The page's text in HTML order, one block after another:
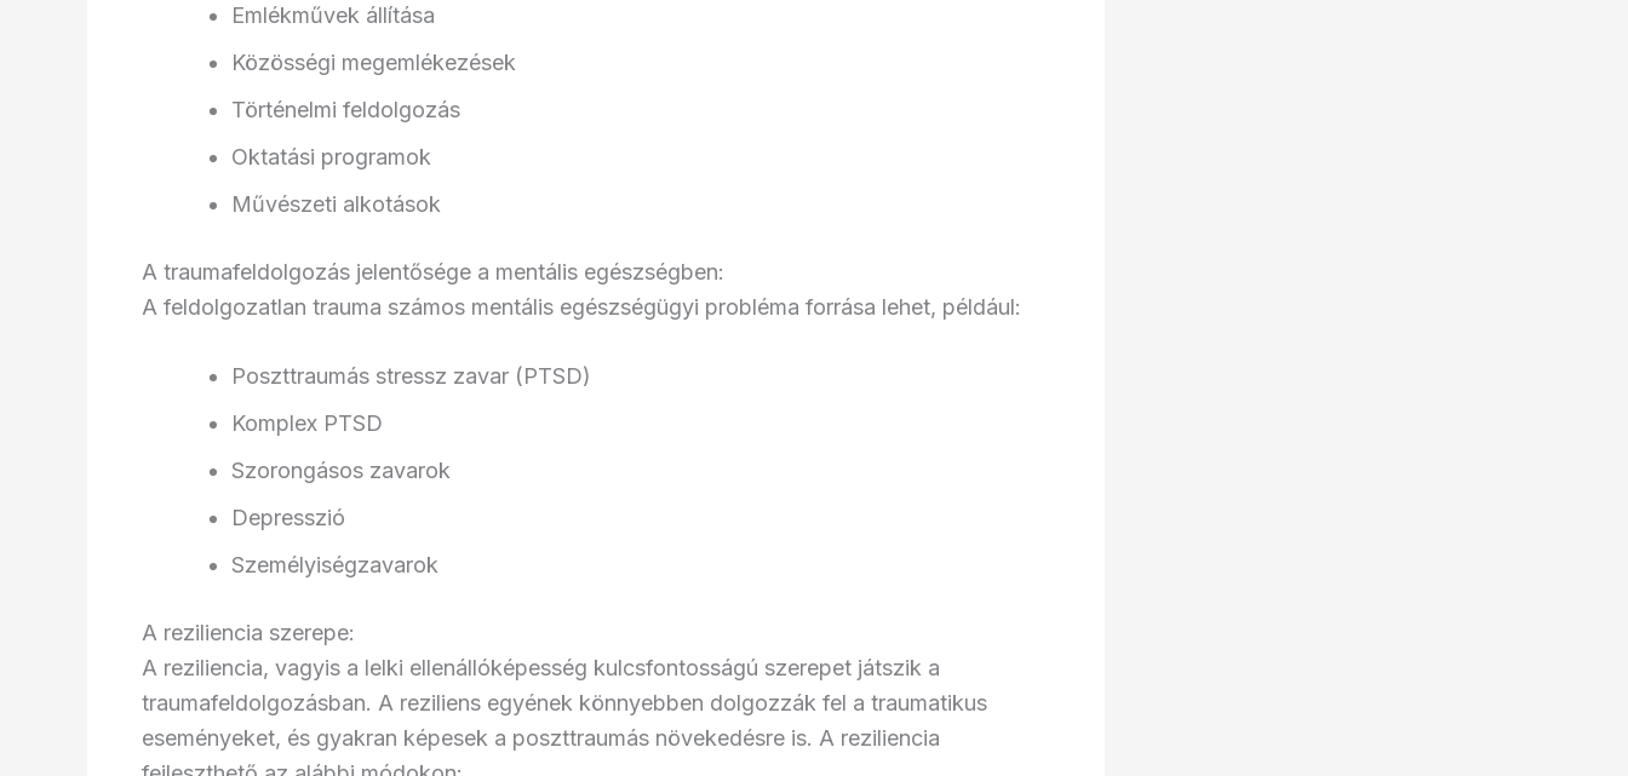
Emlékművek állítása
Közösségi megemlékezések
Történelmi feldolgozás
Oktatási programok
Művészeti alkotások
A traumafeldolgozás jelentősége a mentális egészségben:
A feldolgozatlan trauma számos mentális egészségügyi probléma forrása lehet, például:
Poszttraumás stressz zavar (PTSD)
Komplex PTSD
Szorongásos zavarok
Depresszió
Személyiségzavarok
A reziliencia szerepe:
A reziliencia, vagyis a lelki ellenállóképesség kulcsfontosságú szerepet játszik a
traumafeldolgozásban. A reziliens egyének könnyebben dolgozzák fel a traumatikus
eseményeket, és gyakran képesek a poszttraumás növekedésre is. A reziliencia